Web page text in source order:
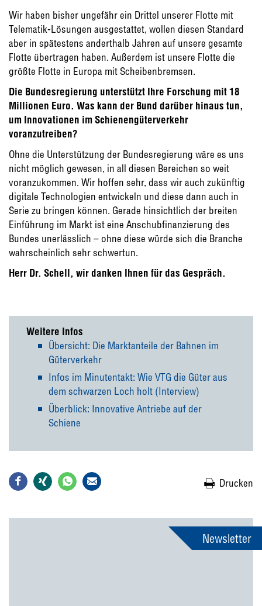
Wir haben bisher ungefähr ein Drittel unserer Flotte mit
Telematik-Lösungen ausgestattet, wollen diesen Standard
aber in spätestens anderthalb Jahren auf unsere gesamte
Flotte übertragen haben. Außerdem ist unsere Flotte die
größte Flotte in Europa mit Scheibenbremsen.
Die Bundesregierung unterstützt Ihre Forschung mit 18
Millionen Euro. Was kann der Bund darüber hinaus tun,
um Innovationen im Schienengüterverkehr
voranzutreiben?
Ohne die Unterstützung der Bundesregierung wäre es uns
nicht möglich gewesen, in all diesen Bereichen so weit
voranzukommen. Wir hoffen sehr, dass wir auch zukünftig
digitale Technologien entwickeln und diese dann auch in
Serie zu bringen können. Gerade hinsichtlich der breiten
Einführung im Markt ist eine Anschubfinanzierung des
Bundes unerlässlich – ohne diese würde sich die Branche
wahrscheinlich sehr schwertun.
Herr Dr. Schell, wir danken Ihnen für das Gespräch.
Weitere Infos
Übersicht: Die Marktanteile der Bahnen im
Güterverkehr
Infos im Minutentakt: Wie VTG die Güter aus
dem schwarzen Loch holt (Interview)
Überblick: Innovative Antriebe auf der
Schiene
Drucken
Newsletter